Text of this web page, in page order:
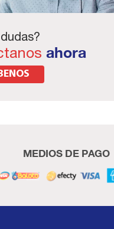
ahora
MEDIOS DE PAGO